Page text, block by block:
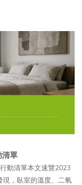
正在服用藥物者，建
康疑慮，仍應尋求專
又是什麼？PDRN 的
注射型產品，到一般
都有。不同類型的使
應用場景使用門檻備
醫師操作屬於醫療行
關最新核准資訊為準
實際使用感受與成分
膜加強日常保養一般
口服飲品／膠囊日常
相關產品逐漸增加—
上確實有喝的 PDRN
產品前，仍應確認其
。比較項目麗珠蘭
白保健食品（口服）
胞來源胞外囊泡，含蛋
物）給藥方式醫師注
局部）口服，每日補
否，保健食品費用參
／次NT$1,000～
無侵入性適合族群接
感興趣日常保養、不
意事項有哪些？麗珠
紅腫、瘀青或顆粒感
復速度不同，實際狀
後反應有哪些？●注
指出，受試者口服水
脯胺酸－羥脯胺酸）
由胜肽形式吸收的概
肽差在哪？所謂的三胜
是由三個胺基酸組成的
（甘胺酸－脯胺酸－
三股螺旋結構中的主
白的三股螺旋結構以 -
Pro），Y 通常為羥
表性的三胜肽片段，
化，並展開後續功能
：甘胺酸（Gly）＋
約 267 道爾頓
白水解（特別是鱈
能以完整三胜肽形式
光源含有較多短波長
顯比暴露在暖色調光
影響？長期睡眠不足
於一種低度、持續性
得比較慢。這不代表
、反覆的睡眠不足。
眠？兩者不一定要分
，共用同一套荷爾蒙
動整個循環，不需要
度、噪音，真的會影
睡眠效率，其中噪音
35 分貝以下。Q9假
夜有一定幫助，但如
項裡：番紅花補充品
？為什麼會被拿來研
的發現03從研究到產
紅花作為日常補充的
FAQ前面幾篇談了睡
些都是先從理解和生
有什麼營養補充，可
研究現況說清楚。 番
（Crocus sativus）是
年也成為睡眠與情緒
分是番紅花素
合物被認為與情緒調
對睡眠的實際影
單
動清單本文速覽2023
，臥室的溫度、二氧